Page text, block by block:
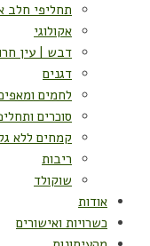
תחליפי חלב
אקולוגי
דבש | עין
דגנים
לחמים
סוכרים
קמחים ללא
ריבות
שוקולד
אודות
כשרויות ואישורים